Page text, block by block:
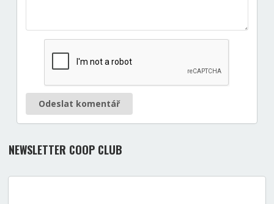
Odeslat komentář
NEWSLETTER COOP CLUB